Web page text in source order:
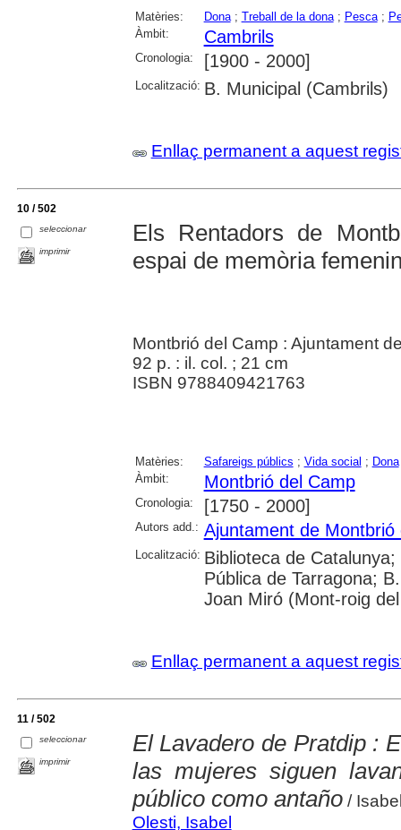
Matèries: Dona; Treball de la dona; Pesca;
Àmbit:
Cambrils
Cronologia: [1900 - 2000]
Localització: B. Municipal (Cambrils)
Enllaç permanent a aquest
10 / 502
seleccionar
imprimir
Els Rentadors de
espai de memòria
Montbrió del Camp : Ajuntament
92 p. : il. col. ; 21 cm
ISBN 9788409421763
Matèries: Safareigs públics ; Vida social ; Dona
Àmbit:
Montbrió del Camp
Cronologia: [1750 - 2000]
Autors add.: Ajuntament de Montbrió
Localització: Biblioteca de
Pública de Tarragona;
Joan Miró (Mont-roig
Enllaç permanent a aquest
11 / 502
seleccionar
imprimir
El Lavadero de Pratdip :
las mujeres siguen
público como antaño/
Olesti, Isabel